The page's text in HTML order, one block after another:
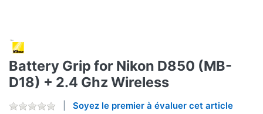
Battery Grip for Nikon D850 (MB-
D18) + 2.4 Ghz Wireless
Soyez le premier à évaluer cet article